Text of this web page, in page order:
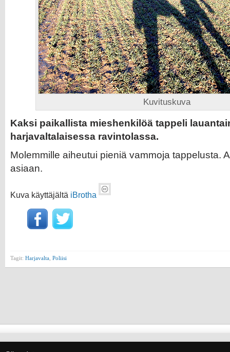
Kuvituskuva
Kaksi paikallista mieshenkilöä tappeli
harjavaltalaisessa ravintolassa.
Molemmille aiheutui pieniä vammoja tappelusta.
asiaan.
Kuva käyttäjältä iBrotha
Tagit: Harjavalta Poliisi